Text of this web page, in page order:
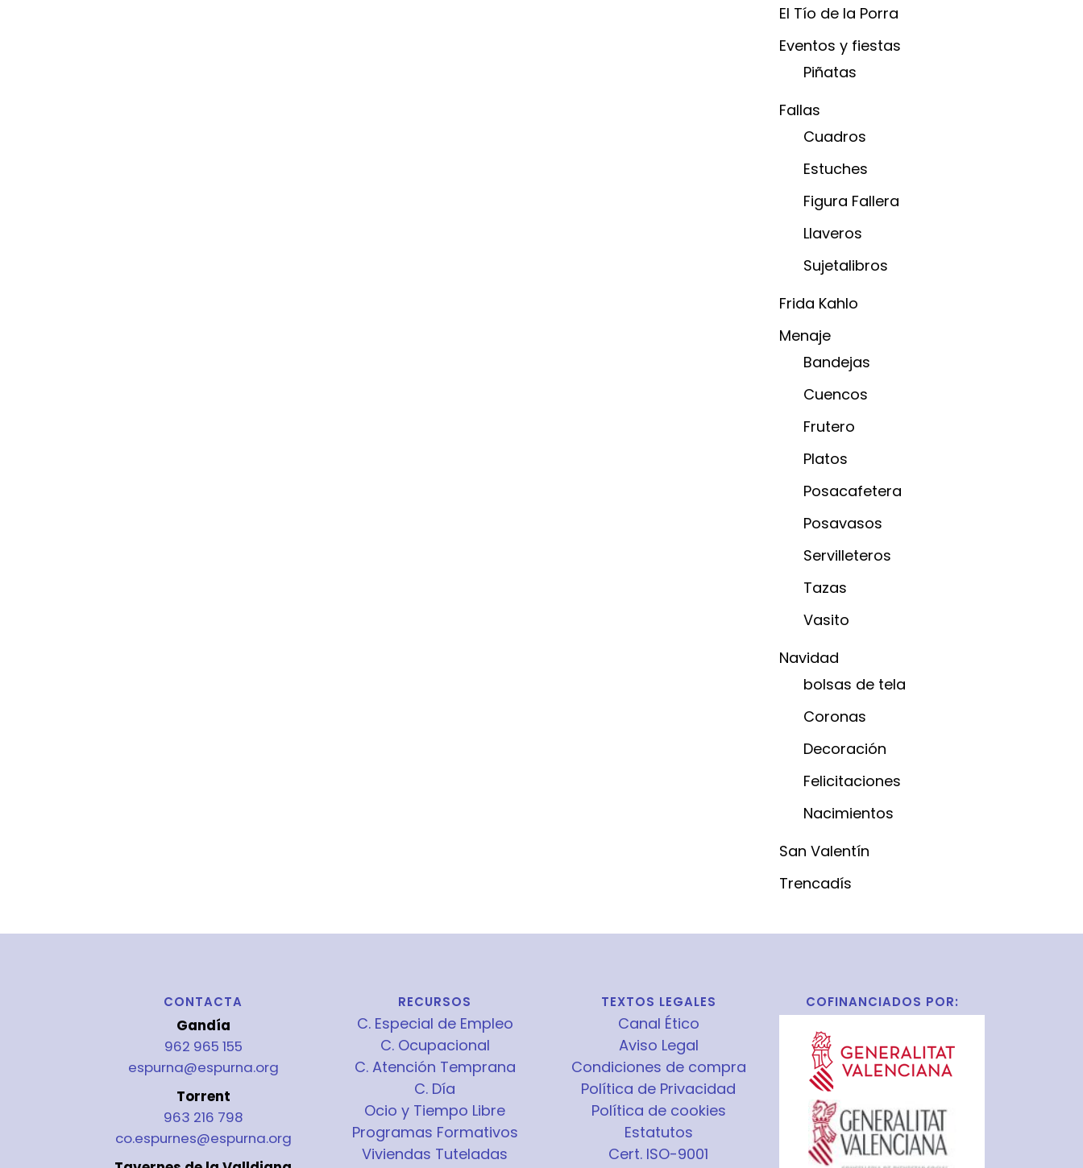
El Tío de la Porra
Eventos y fiestas
Piñatas
Fallas
Cuadros
Estuches
Figura Fallera
Llaveros
Sujetalibros
Frida Kahlo
Menaje
Bandejas
Cuencos
Frutero
Platos
Posacafetera
Posavasos
Servilleteros
Tazas
Vasito
Navidad
bolsas de tela
Coronas
Decoración
Felicitaciones
Nacimientos
San Valentín
Trencadís
CONTACTA
Gandía
962 965 155
espurna@espurna.org
Torrent
963 216 798
co.espurnes@espurna.org
RECURSOS
C. Especial de Empleo
C. Ocupacional
C. Atención Temprana
C. Día
Ocio y Tiempo Libre
Programas Formativos
Viviendas Tuteladas
TEXTOS LEGALES
Canal Ético
Aviso Legal
Condiciones de compra
Política de Privacidad
Política de cookies
Estatutos
Cert. ISO-9001
COFINANCIADOS POR: